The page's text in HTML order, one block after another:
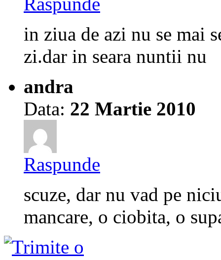
in ziua de azi nu se mai
zi.dar in seara nuntii nu
andra
Data: 22 Martie 2010
Raspunde
scuze, dar nu vad pe
mancare, o ciobita, o